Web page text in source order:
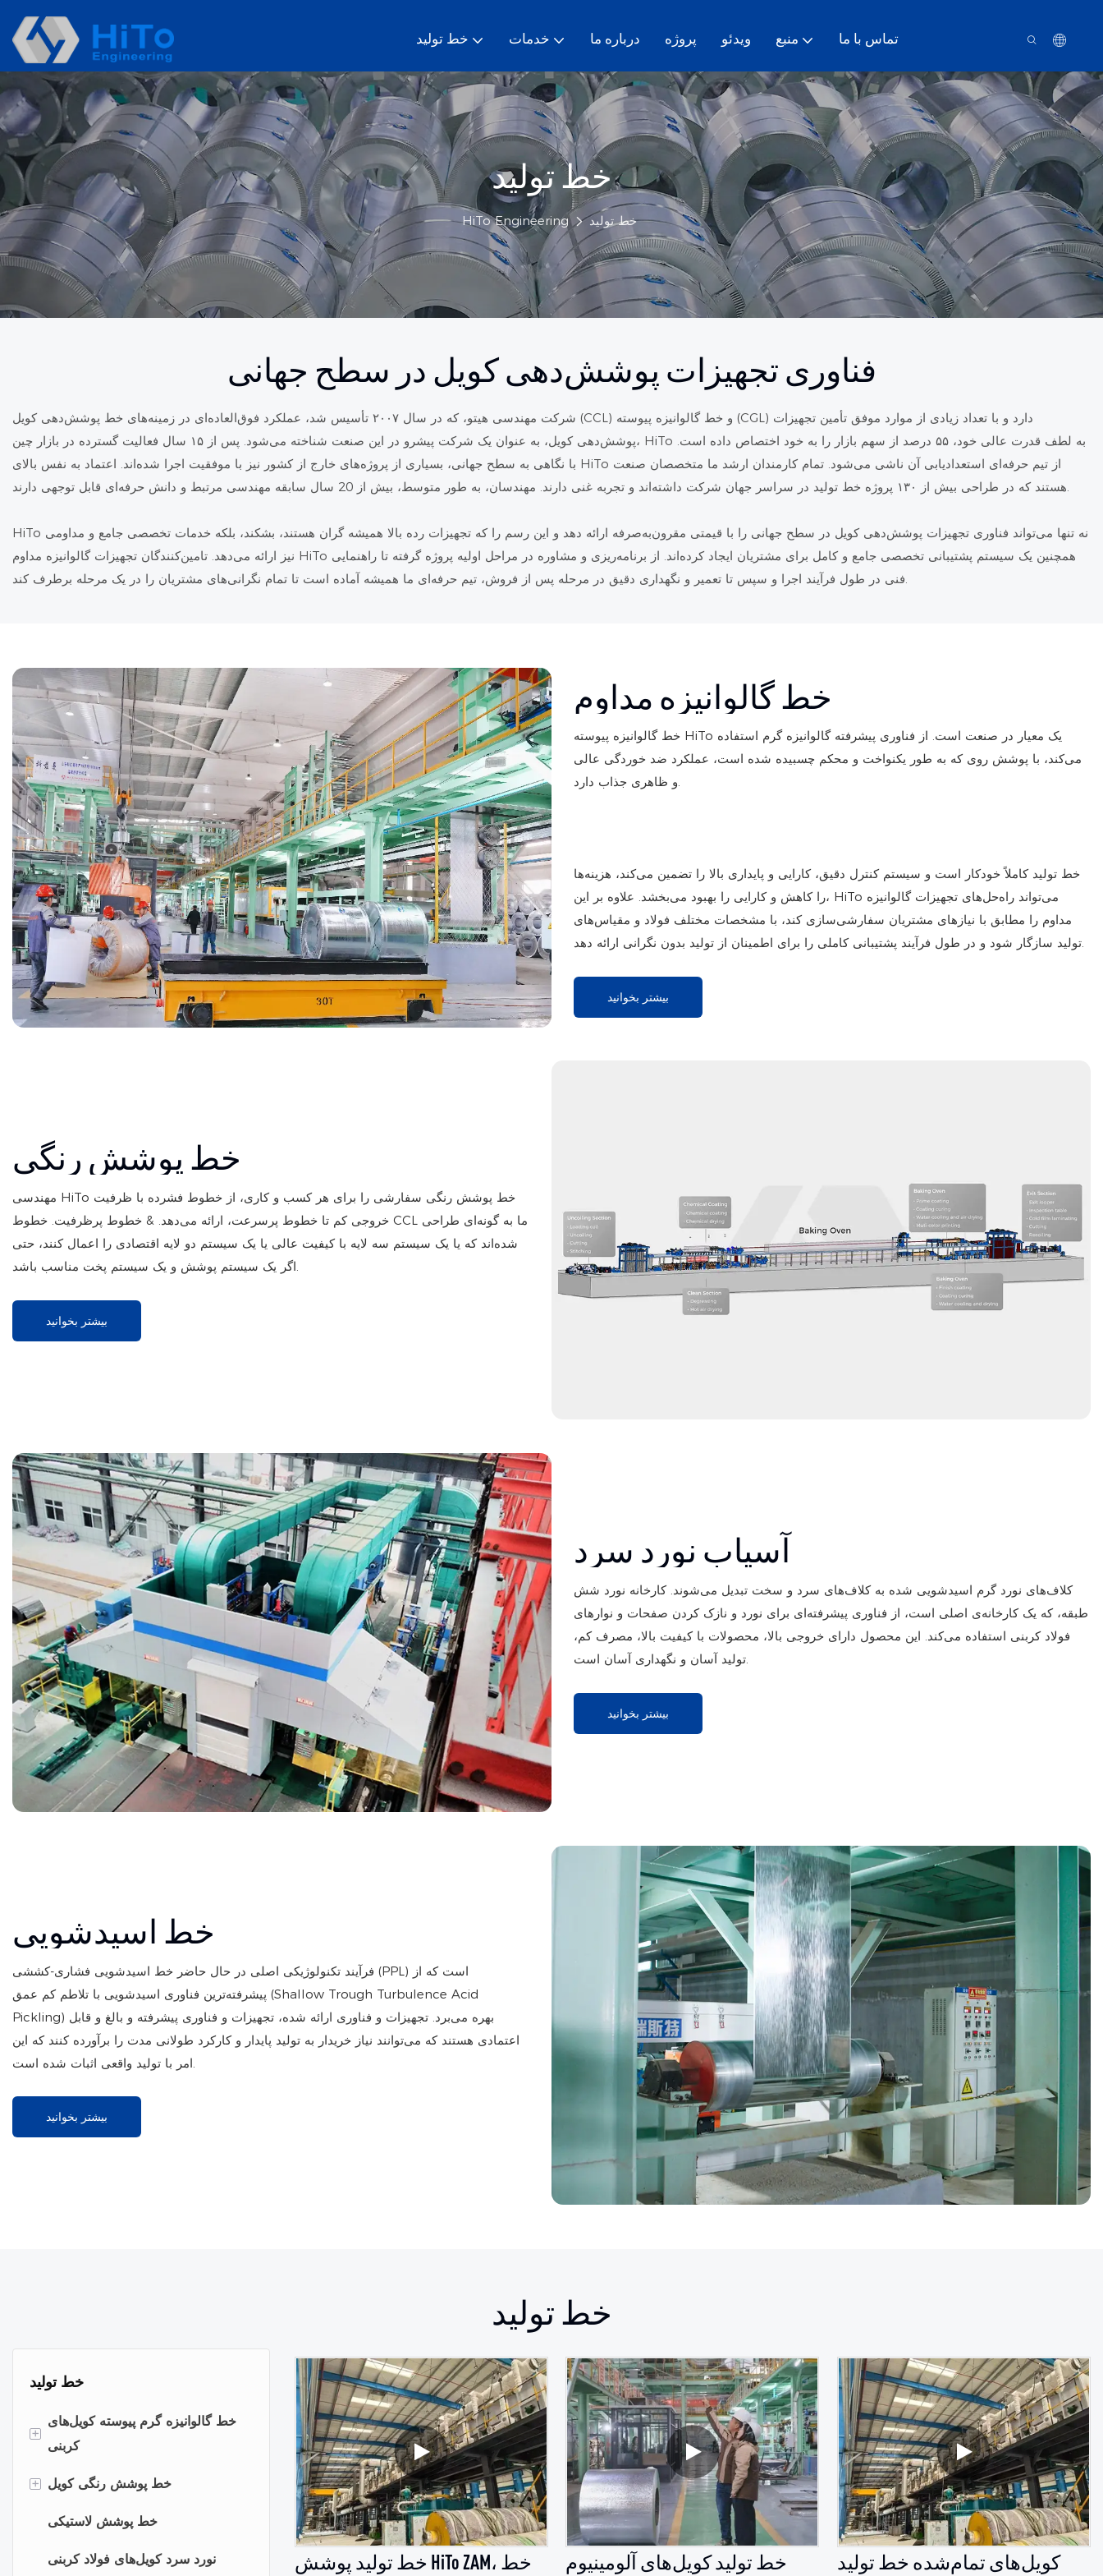
خط تولید خدمات درباره ما پروژه ویدئو منبع تماس با ما
خط تولید
HiTo Engineering خط تولید
فناوری تجهیزات پوشش‌دهی کویل در سطح جهانی
شرکت مهندسی هیتو، که در سال ۲۰۰۷ تأسیس شد، عملکرد فوق‌العاده‌ای در زمینه‌های خط پوشش‌دهی کویل (CCL) و خط گالوانیزه پیوسته (CGL) دارد و با تعداد زیادی از موارد موفق تأمین تجهیزات
پوشش‌دهی کویل، به عنوان یک شرکت پیشرو در این صنعت شناخته می‌شود. پس از ۱۵ سال فعالیت گسترده در بازار چین، HiTo به لطف قدرت عالی خود، ۵۵ درصد از سهم بازار را به خود اختصاص داده است.
با نگاهی به سطح جهانی، بسیاری از پروژه‌های خارج از کشور نیز با موفقیت اجرا شده‌اند. اعتماد به نفس بالای HiTo از تیم حرفه‌ای استعدادیابی آن ناشی می‌شود. تمام کارمندان ارشد ما متخصصان صنعت
هستند که در طراحی بیش از ۱۳۰ پروژه خط تولید در سراسر جهان شرکت داشته‌اند و تجربه غنی دارند. مهندسان، به طور متوسط، بیش از 20 سال سابقه مهندسی مرتبط و دانش حرفه‌ای قابل توجهی دارند.
HiTo نه تنها می‌تواند فناوری تجهیزات پوشش‌دهی کویل در سطح جهانی را با قیمتی مقرون‌به‌صرفه ارائه دهد و این رسم را که تجهیزات رده بالا همیشه گران هستند، بشکند، بلکه خدمات تخصصی جامع و مداومی
نیز ارائه می‌دهد. تامین‌کنندگان تجهیزات گالوانیزه مداوم HiTo همچنین یک سیستم پشتیبانی تخصصی جامع و کامل برای مشتریان ایجاد کرده‌اند. از برنامه‌ریزی و مشاوره در مراحل اولیه پروژه گرفته تا راهنمایی
فنی در طول فرآیند اجرا و سپس تا تعمیر و نگهداری دقیق در مرحله پس از فروش، تیم حرفه‌ای ما همیشه آماده است تا تمام نگرانی‌های مشتریان را در یک مرحله برطرف کند.
خط گالوانیزه مداوم
خط گالوانیزه پیوسته HiTo یک معیار در صنعت است. از فناوری پیشرفته گالوانیزه گرم استفاده
می‌کند، با پوشش روی که به طور یکنواخت و محکم چسبیده شده است، عملکرد ضد خوردگی عالی
و ظاهری جذاب دارد.
خط تولید کاملاً خودکار است و سیستم کنترل دقیق، کارایی و پایداری بالا را تضمین می‌کند، هزینه‌ها
را کاهش و کارایی را بهبود می‌بخشد. علاوه بر این، HiTo می‌تواند راه‌حل‌های تجهیزات گالوانیزه
مداوم را مطابق با نیازهای مشتریان سفارشی‌سازی کند، با مشخصات مختلف فولاد و مقیاس‌های
تولید سازگار شود و در طول فرآیند پشتیبانی کاملی را برای اطمینان از تولید بدون نگرانی ارائه دهد.
بیشتر بخوانید
خط پوشش رنگی
مهندسی HiTo خط پوشش رنگی سفارشی را برای هر کسب و کاری، از خطوط فشرده با ظرفیت
خروجی کم تا خطوط پرسرعت، ارائه می‌دهد. & خطوط پرظرفیت. خطوط CCL ما به گونه‌ای طراحی
شده‌اند که یا یک سیستم سه لایه با کیفیت عالی یا یک سیستم دو لایه اقتصادی را اعمال کنند، حتی
اگر یک سیستم پوشش و یک سیستم پخت مناسب باشد.
بیشتر بخوانید
آسیاب نورد سرد
کلاف‌های نورد گرم اسیدشویی شده به کلاف‌های سرد و سخت تبدیل می‌شوند. کارخانه نورد شش
طبقه، که یک کارخانه‌ی اصلی است، از فناوری پیشرفته‌ای برای نورد و نازک کردن صفحات و نوارهای
فولاد کربنی استفاده می‌کند. این محصول دارای خروجی بالا، محصولات با کیفیت بالا، مصرف کم،
تولید آسان و نگهداری آسان است.
بیشتر بخوانید
خط اسیدشویی
فرآیند تکنولوژیکی اصلی در حال حاضر خط اسیدشویی فشاری-کششی (PPL) است که از
پیشرفته‌ترین فناوری اسیدشویی با تلاطم کم عمق (Shallow Trough Turbulence Acid
Pickling) بهره می‌برد. تجهیزات و فناوری ارائه شده، تجهیزات و فناوری پیشرفته و بالغ و قابل
اعتمادی هستند که می‌توانند نیاز خریدار به تولید پایدار و کارکرد طولانی مدت را برآورده کنند که این
بیشتر بخوانید
خط تولید
خط تولید
+
خط گالوانیزه گرم پیوسته کویل‌های
کربنی
خط گالوانیزه گرم کویل
خط گالوالوم غوطه‌وری گرم کویل
خط آنیل پیوسته کویل‌ها
+ خط پوشش رنگی کویل
کویل‌های پرداخت برای مصالح
خط پوشش لاستیکی
نورد سرد کویل‌های فولاد کربنی
خط تولید پوشش HiTo ZAM، خط
خط تولید کویل‌های آلومینیوم
کویل‌های تمام‌شده خط تولید